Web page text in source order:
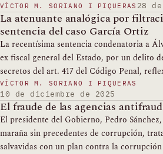
VÍCTOR M. SORIANO I PIQUERAS 28
La atenuante analógica por
sentencia del caso García Ortiz
La recentísima sentencia condenatoria a
ex fiscal general del Estado, por un delito
secretos del art. 417 del Código Penal,
VÍCTOR M. SORIANO I PIQUERAS
10 de diciembre de 2025
El fraude de las agencias
El presidente del Gobierno, Pedro
maraña sin precedentes de corrupción,
salvavidas con un plan contra la